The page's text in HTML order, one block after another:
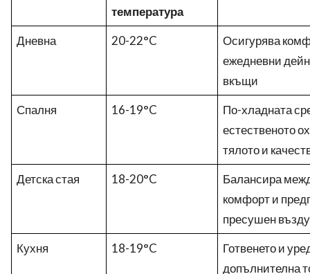
температура
Дневна 20-22°C
Осигурява
ежедневни
вкъщи
Спалня
16-19°C
По-хладната
естественото
тялото и
Детска стая
18-20°C
Балансира
комфорт и
пресушен
Кухня
18-19°C
Готвенето и
допълнителна